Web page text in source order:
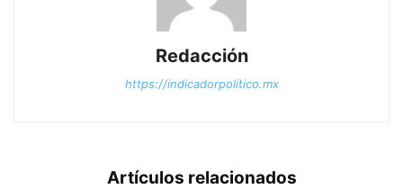
Redacción
https://indicadorpolitico.mx
Artículos relacionados